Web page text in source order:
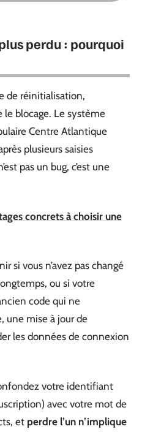
perdu : pourquoi
de réinitialisation,
le blocage. Le système
Centre Atlantique
plusieurs saisies
pas un bug, c’est une
concrets à choisir une
si vous n’avez pas changé
ou si votre
code qui ne
une mise à jour de
les données de connexion
votre identifiant
avec votre mot de
et perdre l’un n’implique